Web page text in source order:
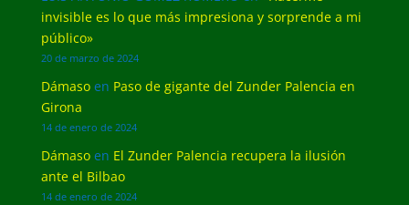
invisible es lo que más impresiona y sorprende a mi
público»
20 de marzo de 2024
Dámasoen Paso de gigante del Zunder Palencia en
Girona
14 de enero de 2024
Dámasoen El Zunder Palencia recupera la ilusión
ante el Bilbao
14 de enero de 2024